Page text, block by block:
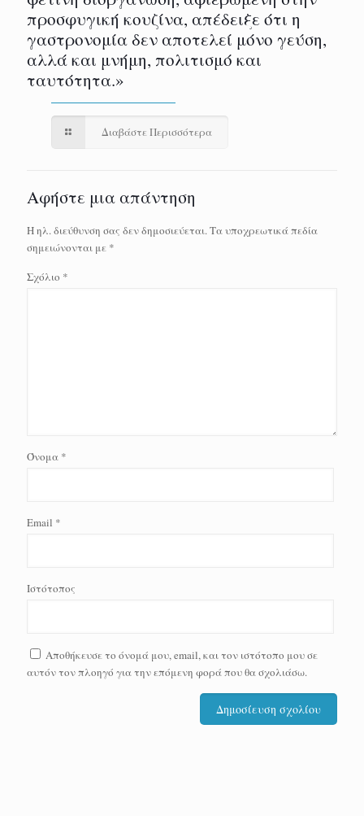
προσφυγική κουζίνα, απέδειξε ότι η
γαστρονομία δεν αποτελεί μόνο γεύση,
αλλά και μνήμη, πολιτισμό και
ταυτότητα.»
Διαβάστε Περισσότερα
Αφήστε μια απάντηση
Η ηλ. διεύθυνση σας δεν δημοσιεύεται.Τα υποχρεωτικά πεδία
σημειώνονται με *
Σχόλιο *
Όνομα *
Email *
Ιστότοπος
Αποθήκευσε το όνομά μου, email, και τον ιστότοπο μου σε
αυτόν τον πλοηγό για την επόμενη φορά που θα σχολιάσω.